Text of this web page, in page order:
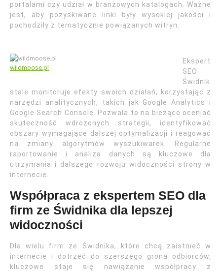
portalami czy udział w branżowych katalogach. Ważne
jest, aby pozyskiwane linki były wysokiej jakości i
pochodziły z tematycznie powiązanych witryn.
wildmoose.pl
Ekspert
SEO
Świdnik
stale monitoruje efekty swoich działań, korzystając z
narzędzi analitycznych, takich jak Google Analytics i
Google Search Console. Pozwala to na bieżąco oceniać
skuteczność wdrożonych strategii, identyfikować
obszary wymagające dalszej optymalizacji i reagować
na zmiany algorytmów wyszukiwarek. Regularne
raportowanie i analiza danych są kluczowe dla
utrzymania i dalszego rozwoju widoczności strony w
internecie.
Współpraca z ekspertem SEO dla
firm ze Świdnika dla lepszej
widoczności
Dla wielu firm ze Świdnika, które chcą zaistnieć w
internecie i dotrzeć do szerszego grona odbiorców,
kluczowe staje się nawiązanie współpracy z